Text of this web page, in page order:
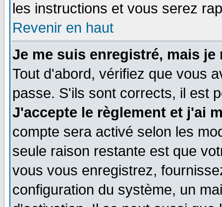
les instructions et vous serez
Revenir en haut
Je me suis enregistré, mais
Tout d'abord, vérifiez que vous
passe. S'ils sont corrects, il est
J'accepte le règlement et j'ai
compte sera activé selon les
seule raison restante est que
vous vous enregistrez,
configuration du système, un